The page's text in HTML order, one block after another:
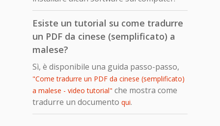
Esiste un tutorial su come tradurre
un PDF da cinese (semplificato) a
malese?
Sì, è disponibile una guida passo-passo,
"Come tradurre un PDF da cinese (semplificato)
a malese - video tutorial" che mostra come
tradurre un documento qui.